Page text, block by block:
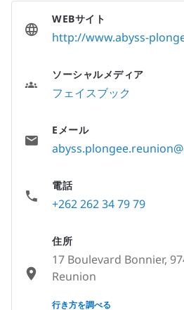
WEBサイト
http://www.abyss-
ソーシャルメディア
フェイスブック
Eメール
電話
+262 262 34 79 79
住所
17 Boulevard Bonnier,
Reunion
None
行き方を調べる